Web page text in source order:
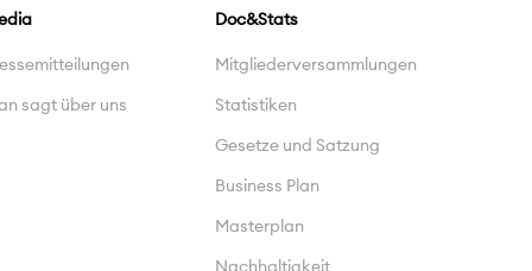
sagt über uns
Doc&Stats
Mitgliederversammlungen
Statistiken
Gesetze und Satzung
Business Plan
Masterplan
Nachhaltigkeit